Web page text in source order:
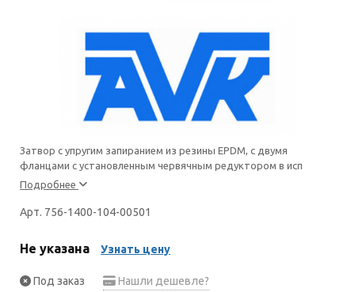
Затвор с упругим запиранием из резины EPDM, с двумя
фланцами с установленным червячным редуктором в исп
Подробнее
Арт. 756-1400-104-00501
Не указана Узнать цену
Под заказ Нашли дешевле?